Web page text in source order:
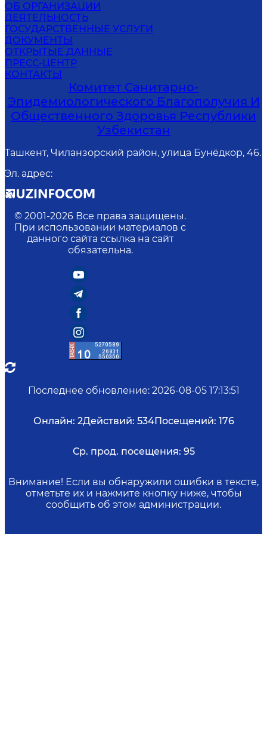
ОБ ОРГАНИЗАЦИИ
ДЕЯТЕЛЬНОСТЬ
ГОСУДАРСТВЕННЫЕ УСЛУГИ
ДОКУМЕНТЫ
ОТКРЫТЫЕ ДАННЫЕ
ПРЕСС-ЦЕНТР
КОНТАКТЫ
Комитет Санитарно-
Эпидемиологического Благополучия И
Общественного Здоровья Республики
Узбекистан
Ташкент, Чиланзорский район, улица Бунёдкор, 46.
Эл. адрес:
© 2001-2026 Все права защищены.
При использовании материалов с
данного сайта ссылка на сайт
обязательна.
Последнее обновление: 2026-08-05 17:13:51
Онлайн: 2Действий: 534Посещений: 176
Ср. прод. посещения: 95
Внимание! Если вы обнаружили ошибки в тексте,
отметьте их и нажмите кнопку ниже, чтобы
сообщить об этом администрации.